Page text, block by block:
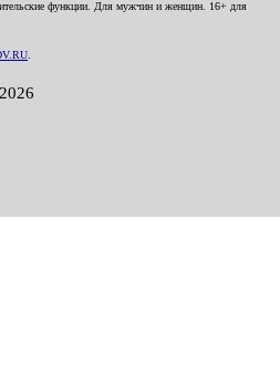
функции. Для мужчин и женщин. 16+ для